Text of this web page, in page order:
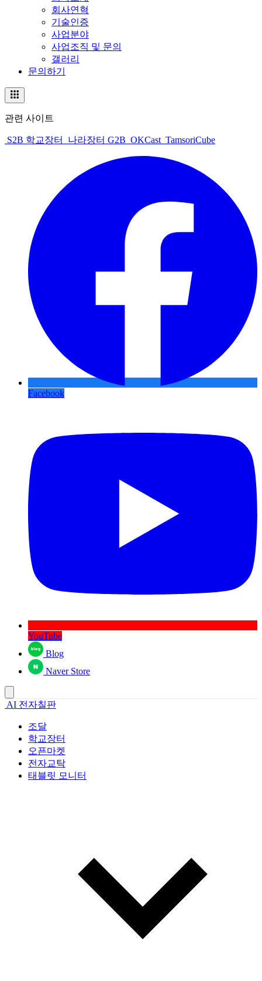
회사연혁
기술인증
사업분야
사업조직 및 문의
갤러리
문의하기
관련 사이트
S2B 학교장터 나라장터 G2B OKCast TamsoriCube
Facebook
YouTube
Blog
Naver Store
AI 전자칠판
조달
학교장터
오픈마켓
전자교탁
태블릿 모니터